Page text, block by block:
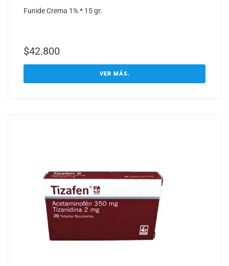
Funide Crema 1% * 15 gr.
$42.800
VER MÁS.